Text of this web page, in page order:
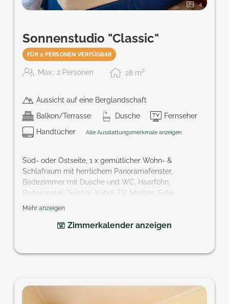
4
Sonnenstudio "Classic"
FÜR 2 PERSONEN VERFÜGBAR
Max.: 2 Personen 28 m2
Aussicht auf eine Berglandschaft
Balkon/Terrasse
Dusche
Fernseher
Handtücher
Alle Ausstattungsmerkmale anzeigen
Süd- oder Ostseite, 1 x gemütlicher Wohn- &
Schlafraum mit herrlichem Panoramafenster,
Badezimmer mit Dusche und WC, Haarföhn,
Bademantel, Telefon, Kabel-TV, Minibar, Safe,
französischer Balkon oder Terrasse
Größe: ca. 25 - 29 m²
Mehr anzeigen
Zimmerkalender anzeigen